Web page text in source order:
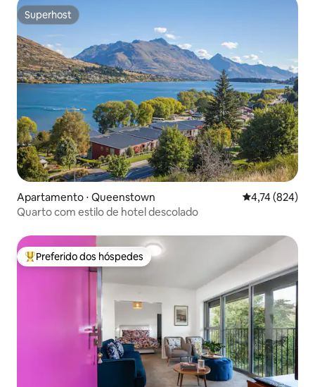
Superhost
Superhost
Apartamento ⋅ Queenstown 4,74 de uma
4,74 (824)
Quarto com estilo de hotel descolado
Entre os melhores preferidos dos hóspedes
Preferido dos hóspedes